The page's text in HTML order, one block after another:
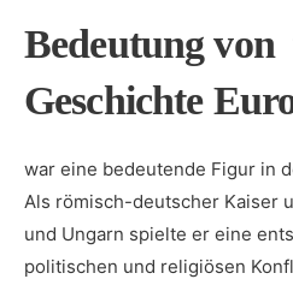
Bedeutung ‌von
Geschichte​
war⁢ eine bedeutende Figur in
Als‌ römisch-deutscher Kaiser
und Ungarn spielte er eine
politischen und​ religiösen⁣